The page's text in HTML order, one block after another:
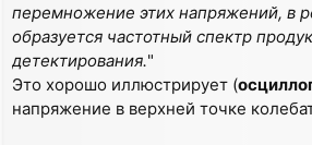
перемножение этих напряжений, в
образуется частотный спектр
детектирования."
Это хорошо иллюстрирует (
напряжение в верхней точке